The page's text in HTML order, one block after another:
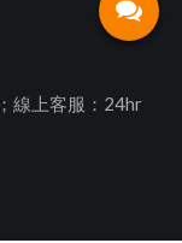
線上客服：24hr